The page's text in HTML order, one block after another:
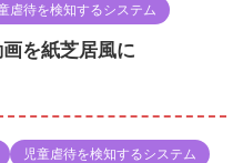
虐待を検知するシステム
を紙芝居風に
児童虐待を検知するシステム